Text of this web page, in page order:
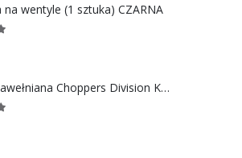
na wentyle (1 sztuka) CZARNA
of 5
Chusta bawełniana Choppers Division KOŁO
of 5